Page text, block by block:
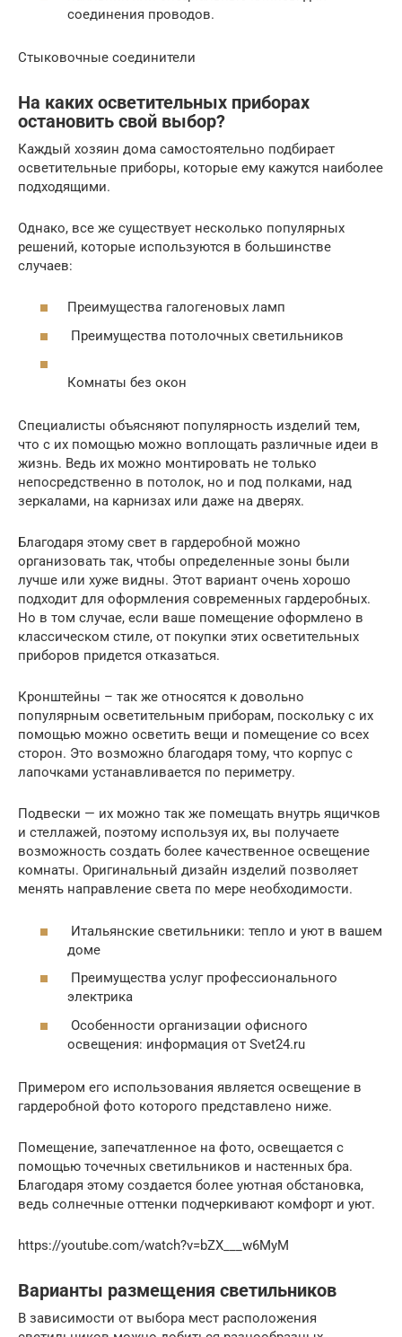
соединения проводов.
Стыковочные соединители
На каких осветительных приборах
остановить свой выбор?
Каждый хозяин дома самостоятельно подбирает
осветительные приборы, которые ему кажутся наиболее
подходящими.
Однако, все же существует несколько популярных
решений, которые используются в большинстве
случаев:
Преимущества галогеновых ламп
Преимущества потолочных светильников
Комнаты без окон
Специалисты объясняют популярность изделий тем,
что с их помощью можно воплощать различные идеи в
жизнь. Ведь их можно монтировать не только
непосредственно в потолок, но и под полками, над
зеркалами, на карнизах или даже на дверях.
Благодаря этому свет в гардеробной можно
организовать так, чтобы определенные зоны были
лучше или хуже видны. Этот вариант очень хорошо
подходит для оформления современных гардеробных.
Но в том случае, если ваше помещение оформлено в
классическом стиле, от покупки этих осветительных
приборов придется отказаться.
Кронштейны – так же относятся к довольно
популярным осветительным приборам, поскольку с их
помощью можно осветить вещи и помещение со всех
сторон. Это возможно благодаря тому, что корпус с
лапочками устанавливается по периметру.
Подвески — их можно так же помещать внутрь ящичков
и стеллажей, поэтому используя их, вы получаете
возможность создать более качественное освещение
комнаты. Оригинальный дизайн изделий позволяет
менять направление света по мере необходимости.
Итальянские светильники: тепло и уют в вашем
доме
Преимущества услуг профессионального
электрика
Особенности организации офисного
освещения: информация от Svet24.ru
Примером его использования является освещение в
гардеробной фото которого представлено ниже.
Помещение, запечатленное на фото, освещается с
помощью точечных светильников и настенных бра.
Благодаря этому создается более уютная обстановка,
ведь солнечные оттенки подчеркивают комфорт и уют.
https://youtube.com/watch?v=bZX___w6MyM
Варианты размещения светильников
В зависимости от выбора мест расположения